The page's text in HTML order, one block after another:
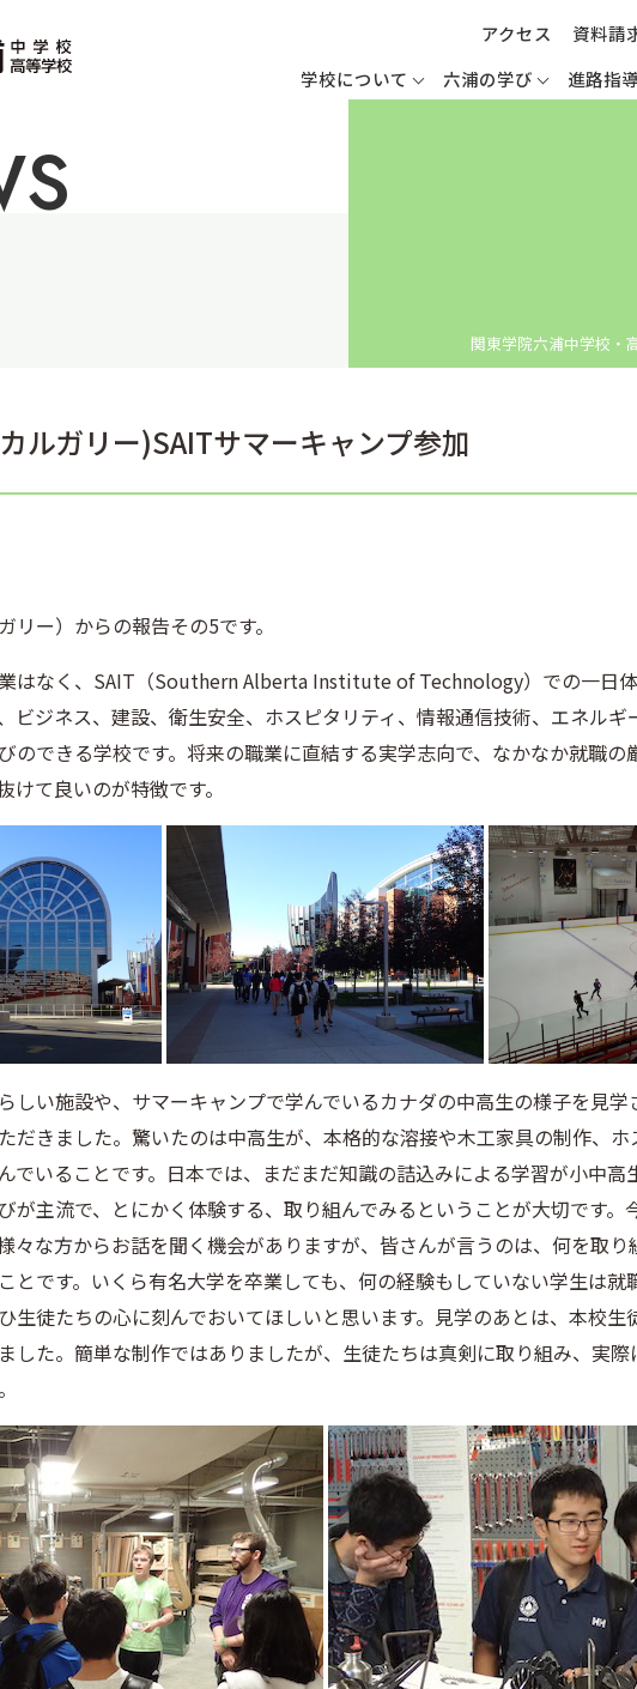
学校について 六浦の学び 進路指
アクセス 資料請
関東学院六浦中学校・
ルガリー)SAITサマーキャンプ参加
リー）からの報告その5です。
はなく、SAIT（Southern Alberta Institute of Technology）での一日
ビジネス、建設、衛生安全、ホスピタリティ、情報通信技術、エネルギ
のできる学校です。将来の職業に直結する実学志向で、なかなか就職の
けて良いのが特徴です。
しい施設や、サマーキャンプで学んでいるカナダの中高生の様子を見学
だきました。驚いたのは中高生が、本格的な溶接や木工家具の制作、ホ
でいることです。日本では、まだまだ知識の詰込みによる学習が小中高
が主流で、とにかく体験する、取り組んでみるということが大切です。
々な方からお話を聞く機会がありますが、皆さんが言うのは、何を取り
とです。いくら有名大学を卒業しても、何の経験もしていない学生は就
生徒たちの心に刻んでおいてほしいと思います。見学のあとは、本校生
した。簡単な制作ではありましたが、生徒たちは真剣に取り組み、実